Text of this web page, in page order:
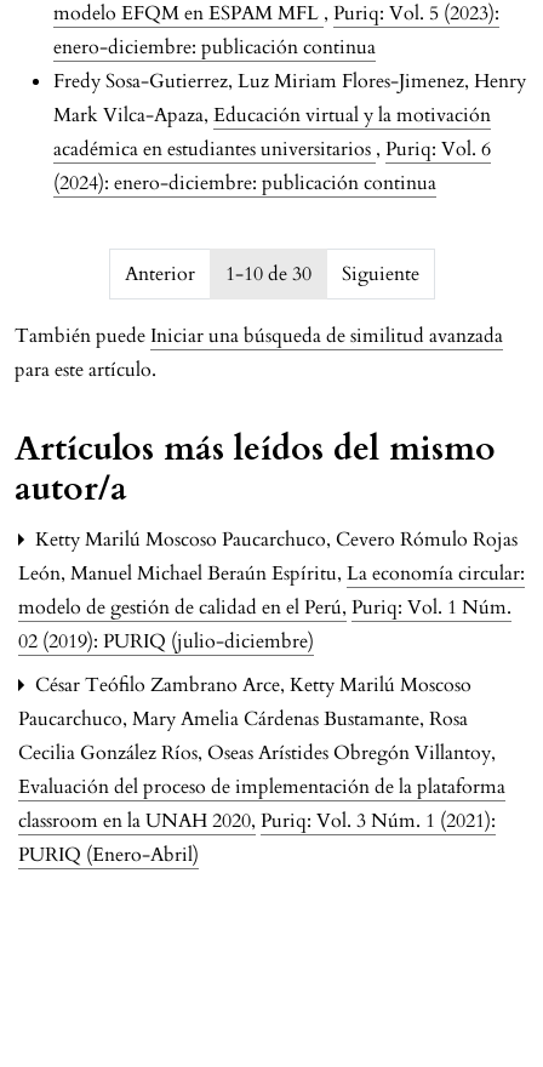
modelo EFQM en ESPAM MFL , Puriq: Vol. 5 (2023):
enero-diciembre: publicación continua
Fredy Sosa-Gutierrez, Luz Miriam Flores-Jimenez, Henry
Mark Vilca-Apaza, Educación virtual y la motivación
académica en estudiantes universitarios , Puriq: Vol. 6
(2024): enero-diciembre: publicación continua
issue.pagination6a75e193f3d70
Anterior 1-10 de 30 Siguiente
También puede Iniciar una búsqueda de similitud avanzada
para este artículo.
Artículos más leídos del mismo
autor/a
Ketty Marilú Moscoso Paucarchuco, Cevero Rómulo Rojas
León, Manuel Michael Beraún Espíritu, La economía circular:
modelo de gestión de calidad en el Perú, Puriq: Vol. 1 Núm.
02 (2019): PURIQ (julio-diciembre)
César Teófilo Zambrano Arce, Ketty Marilú Moscoso
Paucarchuco, Mary Amelia Cárdenas Bustamante, Rosa
Cecilia González Ríos, Oseas Arístides Obregón Villantoy,
Evaluación del proceso de implementación de la plataforma
classroom en la UNAH 2020, Puriq: Vol. 3 Núm. 1 (2021):
PURIQ (Enero-Abril)